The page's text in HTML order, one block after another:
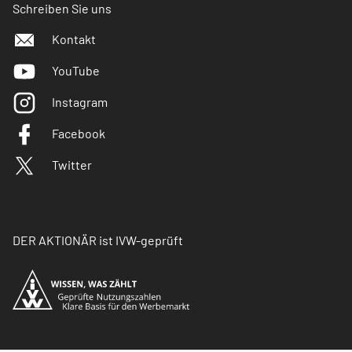
Schreiben Sie uns
Kontakt
YouTube
Instagram
Facebook
Twitter
DER AKTIONÄR ist IVW-geprüft